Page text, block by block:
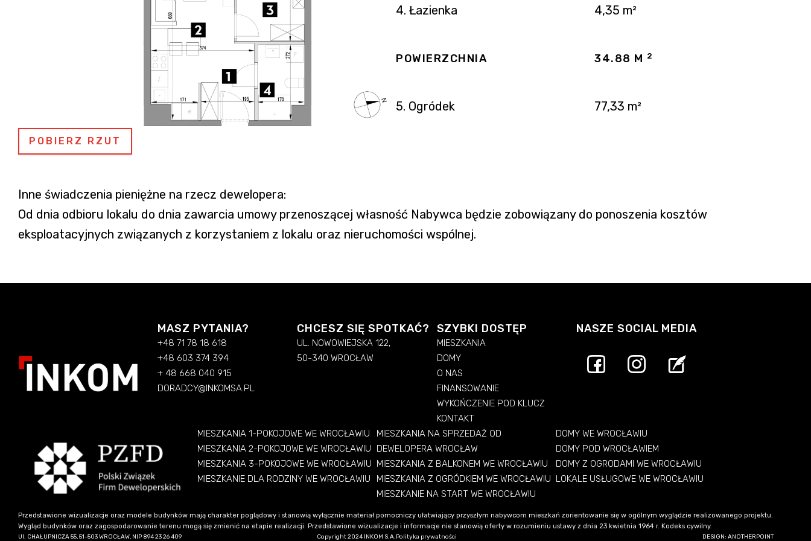
POBIERZ RZUT
4. Łazienka 4,35 m²
POWIERZCHNIA 34.88 M 2
5. Ogródek 77,33 m²
Inne świadczenia pieniężne na rzecz dewelopera:
Od dnia odbioru lokalu do dnia zawarcia umowy przenoszącej własność Nabywca będzie zobowiązany do ponoszenia kosztów
eksploatacyjnych związanych z korzystaniem z lokalu oraz nieruchomości wspólnej.
MASZ PYTANIA?
+48 71 78 18 618
+48 603 374 394
+ 48 668 040 915
DORADCY@INKOMSA.PL
CHCESZ SIĘ SPOTKAĆ?
UL. NOWOWIEJSKA 122,
50-340 WROCŁAW
SZYBKI DOSTĘP
MIESZKANIA
DOMY
O NAS
FINANSOWANIE
WYKOŃCZENIE POD KLUCZ
KONTAKT
NASZE SOCIAL MEDIA
MIESZKANIA 1-POKOJOWE WE WROCŁAWIU
MIESZKANIA 2-POKOJOWE WE WROCŁAWIU
MIESZKANIA 3-POKOJOWE WE WROCŁAWIU
MIESZKANIE DLA RODZINY WE WROCŁAWIU
MIESZKANIA NA SPRZEDAŻ OD
DEWELOPERA WROCŁAW
MIESZKANIA Z BALKONEM WE WROCŁAWIU
MIESZKANIA Z OGRÓDKIEM WE WROCŁAWIU
MIESZKANIE NA START WE WROCŁAWIU
DOMY WE WROCŁAWIU
DOMY POD WROCŁAWIEM
DOMY Z OGRODAMI WE WROCŁAWIU
LOKALE USŁUGOWE WE WROCŁAWIU
Przedstawione wizualizacje oraz modele budynków mają charakter poglądowy i stanowią wyłącznie materiał pomocniczy ułatwiający przyszłym nabywcom mieszkań zorientowanie się w ogólnym wyglądzie realizowanego projektu.
Wygląd budynków oraz zagospodarowanie terenu mogą się zmienić na etapie realizacji. Przedstawione wizualizacje i informacje nie stanowią oferty w rozumieniu ustawy z dnia 23 kwietnia 1964 r. Kodeks cywilny.
Ul. CHAŁUPNICZA 55, 51-503 WROCŁAW, NIP 894 23 26 409 Copyright 2024 INKOM S.A.Polityka prywatności DESIGN: ANOTHERPOINT